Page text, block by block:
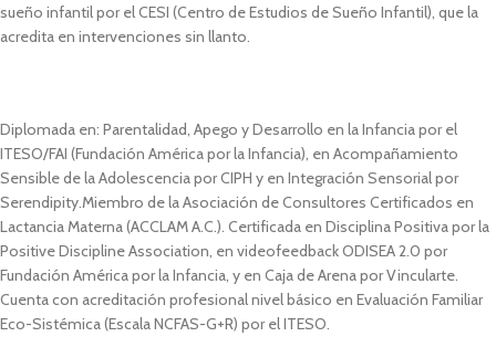
sueño infantil por el CESI (Centro de Estudios de Sueño Infantil), que la
acredita en intervenciones sin llanto.
Diplomada en: Parentalidad, Apego y Desarrollo en la Infancia por el
ITESO/FAI (Fundación América por la Infancia), en Acompañamiento
Sensible de la Adolescencia por CIPH y en Integración Sensorial por
Serendipity.Miembro de la Asociación de Consultores Certificados en
Lactancia Materna (ACCLAM A.C.). Certificada en Disciplina Positiva por la
Positive Discipline Association, en videofeedback ODISEA 2.0 por
Fundación América por la Infancia, y en Caja de Arena por Vincularte.
Cuenta con acreditación profesional nivel básico en Evaluación Familiar
Eco-Sistémica (Escala NCFAS-G+R) por el ITESO.